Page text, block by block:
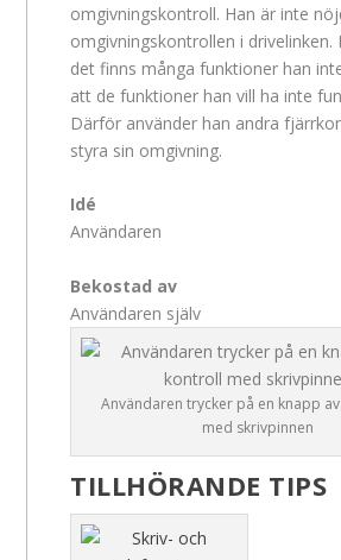
omgivningskontroll. Han är inte
omgivningskontrollen i drivelinken.
det finns många funktioner han
att de funktioner han vill ha inte
Därför använder han andra
styra sin omgivning.
Idé
Användaren
Bekostad av
Användaren själv
Användaren trycker på en knapp
med skrivpinnen
TILLHÖRANDE TIPS